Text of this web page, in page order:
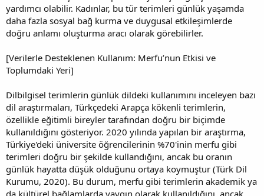
yardımcı olabilir. Kadınlar, bu tür terimleri günlük yaşamda
daha fazla sosyal bağ kurma ve duygusal etkileşimlerde
doğru anlamı oluşturma aracı olarak görebilirler.
[Verilerle Desteklenen Kullanım: Merfu’nun Etkisi ve
Toplumdaki Yeri]
Dilbilgisel terimlerin günlük dildeki kullanımını inceleyen bazı
dil araştırmaları, Türkçedeki Arapça kökenli terimlerin,
özellikle eğitimli bireyler tarafından doğru bir biçimde
kullanıldığını gösteriyor. 2020 yılında yapılan bir araştırma,
Türkiye'deki üniversite öğrencilerinin %70'inin merfu gibi
terimleri doğru bir şekilde kullandığını, ancak bu oranın
günlük hayatta düşük olduğunu ortaya koymuştur (Türk Dil
Kurumu, 2020). Bu durum, merfu gibi terimlerin akademik ya
da kültürel bağlamlarda yaygın olarak kullanıldığını, ancak